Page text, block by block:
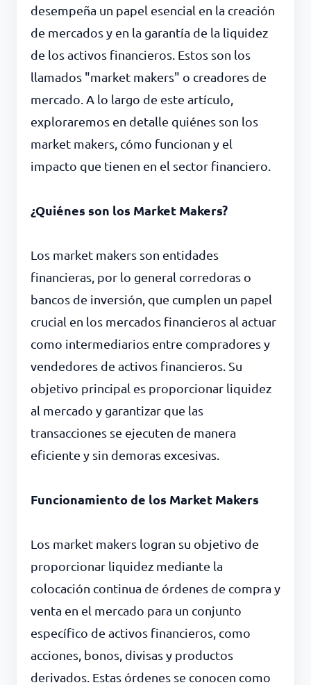
desempeña un papel esencial en la creación
de mercados y en la garantía de la liquidez
de los activos financieros. Estos son los
llamados "market makers" o creadores de
mercado. A lo largo de este artículo,
exploraremos en detalle quiénes son los
market makers, cómo funcionan y el
impacto que tienen en el sector financiero.
¿Quiénes son los Market Makers?
Los market makers son entidades
financieras, por lo general corredoras o
bancos de inversión, que cumplen un papel
crucial en los mercados financieros al actuar
como intermediarios entre compradores y
vendedores de activos financieros. Su
objetivo principal es proporcionar liquidez
al mercado y garantizar que las
transacciones se ejecuten de manera
eficiente y sin demoras excesivas.
Funcionamiento de los Market Makers
Los market makers logran su objetivo de
proporcionar liquidez mediante la
colocación continua de órdenes de compra y
venta en el mercado para un conjunto
específico de activos financieros, como
acciones, bonos, divisas y productos
derivados. Estas órdenes se conocen como